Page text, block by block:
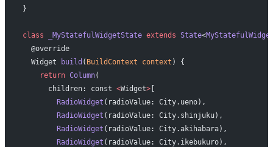
}
class _MyStatefulWidgetState extends State<
  @override
  Widget
build ( BuildContext context ) {
    return
Column(
      children: const
<Widget>[
        RadioWidget
(radioValue: City.ueno),
        RadioWidget
(radioValue: City.shinjuku),
        RadioWidget
(radioValue: City.akihabara),
        RadioWidget
(radioValue: City.ikebukuro),